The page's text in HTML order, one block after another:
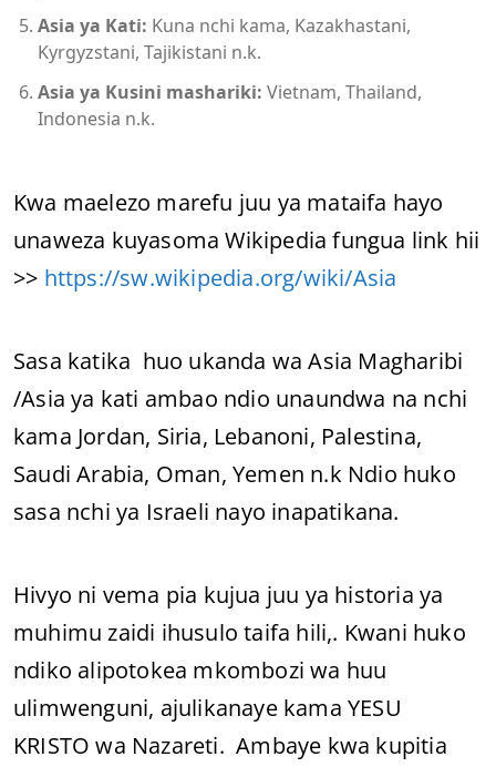
Asia ya Kati: Kuna nchi kama, Kazakhastani,
Kyrgyzstani, Tajikistani n.k.
Asia ya Kusini mashariki: Vietnam, Thailand,
Indonesia n.k.
Kwa maelezo marefu juu ya mataifa hayo
unaweza kuyasoma Wikipedia fungua link hii
>> https://sw.wikipedia.org/wiki/Asia
Sasa katika huo ukanda wa Asia Magharibi
/Asia ya kati ambao ndio unaundwa na nchi
kama Jordan, Siria, Lebanoni, Palestina,
Saudi Arabia, Oman, Yemen n.k Ndio huko
sasa nchi ya Israeli nayo inapatikana.
Hivyo ni vema pia kujua juu ya historia ya
muhimu zaidi ihusulo taifa hili,. Kwani huko
ndiko alipotokea mkombozi wa huu
ulimwenguni, ajulikanaye kama YESU
KRISTO wa Nazareti. Ambaye kwa kupitia